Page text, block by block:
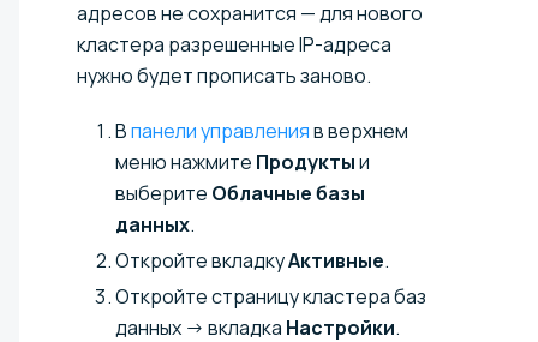
адресов не сохранится — для нового
кластера разрешенные IP-адреса
нужно будет прописать заново.
Впанели управленияв верхнем
меню нажмите Продуктыи
выберите Облачные базы
данных.
Откройте вкладкуАктивные.
Откройте страницу кластера баз
данных → вкладка Настройки.